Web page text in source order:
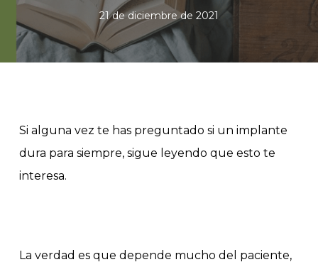
21 de diciembre de 2021
Si alguna vez te has preguntado si un implante
dura para siempre, sigue leyendo que esto te
interesa.
La verdad es que depende mucho del paciente,